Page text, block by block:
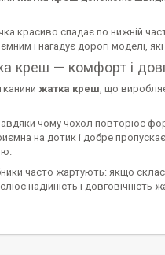
красиво спадає по нижній
і нагадує дорогі моделі,
креш — комфорт і
жатка креш, що
чому чохол повторює
на дотик і добре
часто жартують: якщо
надійність і довговічність